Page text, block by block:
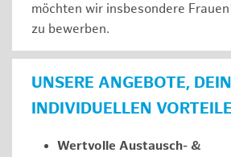
möchten wir insbesondere
zu bewerben.
UNSERE ANGEBOTE,
INDIVIDUELLEN VORTEILE
Wertvolle Austausch- &